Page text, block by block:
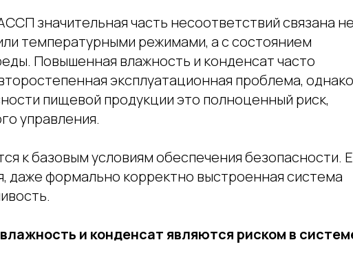
значительная часть несоответствий связана
температурными режимами, а с состоянием
Повышенная влажность и конденсат часто
эксплуатационная проблема,
пищевой продукции это полноценный риск,
управления.
к базовым условиям обеспечения безопасности.
даже формально корректно выстроенная система
и конденсат являются риском в